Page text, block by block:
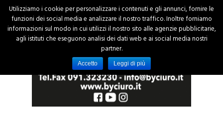
SICILIA BY ITALPRESS
Utilizziamo i cookie per personalizzare i contenuti e gli annunci, fornire le
funzioni dei social media e analizzare il nostro traffico. Inoltre forniamo
informazioni sul modo in cui utilizzi il nostro sito alle agenzie pubblicitarie,
agli istituti che eseguono analisi dei dati web e ai social media nostri
partner.
Accetto Leggi di più